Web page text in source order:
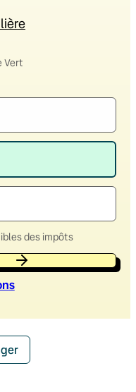
Vert
des impôts
s